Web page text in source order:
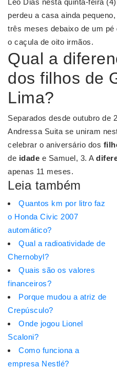
Léo Dias nesta quinta-feira
perdeu a casa ainda
três meses debaixo de um
o caçula de oito irmãos.
Qual a
dos filhos de
Lima?
Separados desde outubro de
Andressa Suita se uniram
celebrar o aniversário dos
de idade e Samuel, 3. A
apenas 11 meses.
Leia também
Quantos km por litro faz
o Honda Civic 2007
automático?
Qual a radioatividade de
Chernobyl?
Quais são os valores
financeiros?
Porque mudou a atriz de
Crepúsculo?
Onde jogou Lionel
Scaloni?
Como funciona a
empresa Nestlé?